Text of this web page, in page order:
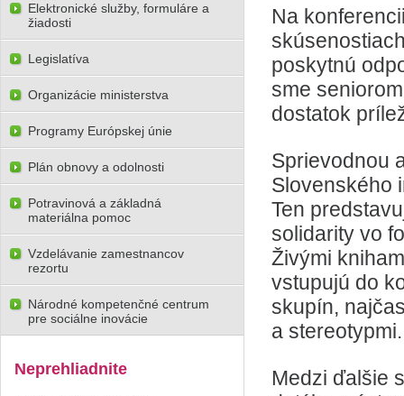
Na
poskytnú
sme
dostatok
Sprievodnou
Slovenského
Ten
solidarity vo
Živými
vstupujú do
skupín,
a stereotypmi.
Medzi ďalšie
Elektronické služby, formuláre a
žiadosti
Legislatíva
Organizácie ministerstva
Programy Európskej únie
Plán obnovy a odolnosti
Potravinová a základná
materiálna pomoc
Vzdelávanie zamestnancov
rezortu
Národné kompetenčné centrum
pre sociálne inovácie
Neprehliadnite